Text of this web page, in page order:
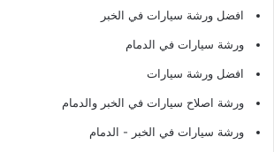
افضل ورشة سيارات في الخبر
ورشة سيارات في الدمام
افضل ورشة سيارات
ورشة اصلاح سيارات في الخبر والدمام
ورشة سيارات في الخبر - الدمام